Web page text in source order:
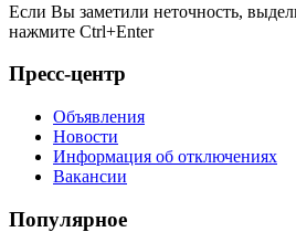
Если Вы заметили неточность,
нажмите Ctrl+Enter
Пресс-центр
Объявления
Новости
Информация об отключениях
Вакансии
Популярное